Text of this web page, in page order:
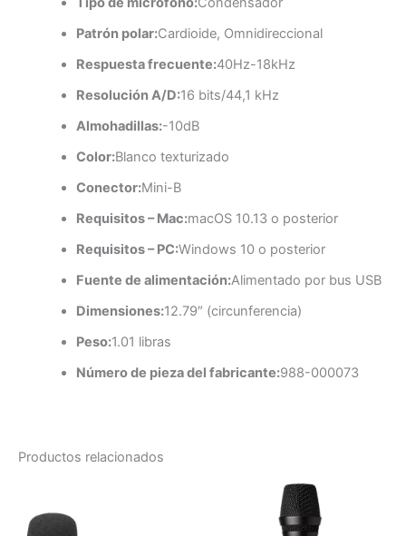
Patrón polar:Cardioide, Omnidireccional
Respuesta frecuente:40Hz-18kHz
Resolución A/D:16 bits/44,1 kHz
Almohadillas:-10dB
Color:Blanco texturizado
Conector:Mini-B
Requisitos – Mac:macOS 10.13 o posterior
Requisitos – PC:Windows 10 o posterior
Fuente de alimentación:Alimentado por bus USB
Dimensiones:12.79″ (circunferencia)
Peso:1.01 libras
Número de pieza del fabricante:988-000073
Productos relacionados